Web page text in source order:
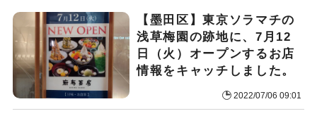
【墨田区】東京ソラマチの
浅草梅園の跡地に、7月12
日（火）オープンするお店
情報をキャッチしました。
2022/07/06 09:01